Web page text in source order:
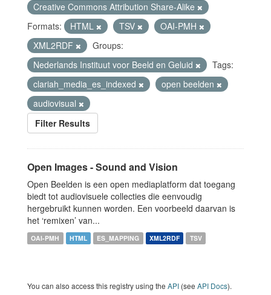
Creative Commons Attribution Share-Alike
Formats:
HTML TSV
OAI-PMH
XML2RDF
Groups:
Nederlands Instituut voor Beeld en Geluid
Tags:
clariah_media_es_indexed
open beelden
audiovisual
Filter Results
Open Images - Sound and Vision
Open Beelden is een open mediaplatform dat toegang
biedt tot audiovisuele collecties die eenvoudig
hergebruikt kunnen worden. Een voorbeeld daarvan is
het ‘remixen’ van...
OAI-PMH HTML ES_MAPPING XML2RDF TSV
You can also access this registry using the API (see API Docs).